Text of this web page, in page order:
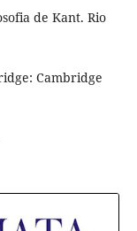
de Kant. Rio
Cambridge